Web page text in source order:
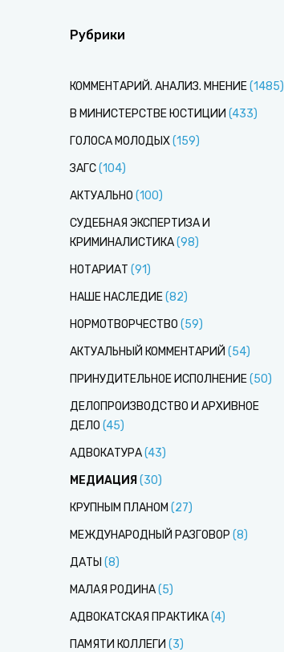
Рубрики
КОММЕНТАРИЙ. АНАЛИЗ. МНЕНИЕ(1485)
В МИНИСТЕРСТВЕ ЮСТИЦИИ (433)
ГОЛОСА МОЛОДЫХ(159)
ЗАГС(104)
АКТУАЛЬНО (100)
СУДЕБНАЯ ЭКСПЕРТИЗА И
КРИМИНАЛИСТИКА(98)
НОТАРИАТ (91)
НАШЕ НАСЛЕДИЕ(82)
НОРМОТВОРЧЕСТВО (59)
АКТУАЛЬНЫЙ КОММЕНТАРИЙ (54)
ПРИНУДИТЕЛЬНОЕ ИСПОЛНЕНИЕ(50)
ДЕЛОПРОИЗВОДСТВО И АРХИВНОЕ
ДЕЛО (45)
АДВОКАТУРА(43)
МЕДИАЦИЯ (30)
КРУПНЫМ ПЛАНОМ (27)
МЕЖДУНАРОДНЫЙ РАЗГОВОР (8)
ДАТЫ (8)
МАЛАЯ РОДИНА(5)
АДВОКАТСКАЯ ПРАКТИКА(4)
ПАМЯТИ КОЛЛЕГИ (3)